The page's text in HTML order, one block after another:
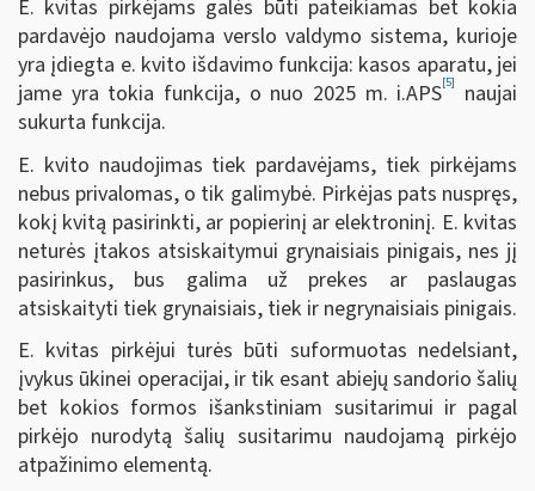
E. kvitas pirkėjams galės būti pateikiamas bet kokia
pardavėjo naudojama verslo valdymo sistema, kurioje
yra įdiegta e. kvito išdavimo funkcija: kasos aparatu, jei
jame yra tokia funkcija, o nuo 2025 m. i.APS[5]
naujai
sukurta funkcija.
E. kvito naudojimas tiek pardavėjams, tiek pirkėjams
nebus privalomas, o tik galimybė. Pirkėjas pats nuspręs,
kokį kvitą pasirinkti, ar popierinį ar elektroninį. E. kvitas
neturės įtakos atsiskaitymui grynaisiais pinigais, nes jį
pasirinkus, bus galima už prekes ar paslaugas
atsiskaityti tiek grynaisiais, tiek ir negrynaisiais pinigais.
E. kvitas pirkėjui turės būti suformuotas nedelsiant,
įvykus ūkinei operacijai, ir tik esant abiejų sandorio šalių
bet kokios formos išankstiniam susitarimui ir pagal
pirkėjo nurodytą šalių susitarimu naudojamą pirkėjo
atpažinimo elementą.